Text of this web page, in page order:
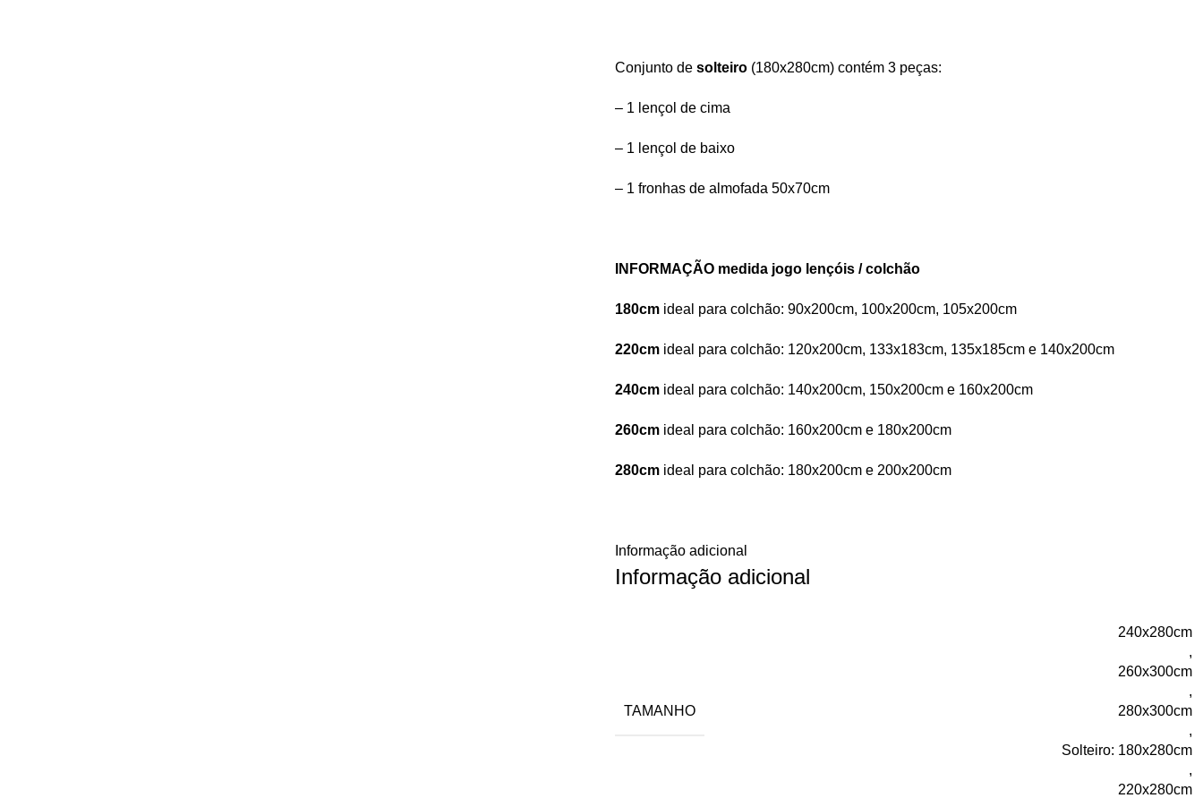
Conjunto de solteiro (180x280cm) contém 3 peças:
– 1 lençol de cima
– 1 lençol de baixo
– 1 fronhas de almofada 50x70cm
INFORMAÇÃO medida jogo lençóis / colchão
180cm ideal para colchão: 90x200cm, 100x200cm, 105x200cm
220cm ideal para colchão: 120x200cm, 133x183cm, 135x185cm e 140x200cm
240cm ideal para colchão: 140x200cm, 150x200cm e 160x200cm
260cm ideal para colchão: 160x200cm e 180x200cm
280cm ideal para colchão: 180x200cm e 200x200cm
Informação adicional
Informação adicional
TAMANHO
240x280cm
,
260x300cm
,
280x300cm
,
Solteiro: 180x280cm
,
220x280cm